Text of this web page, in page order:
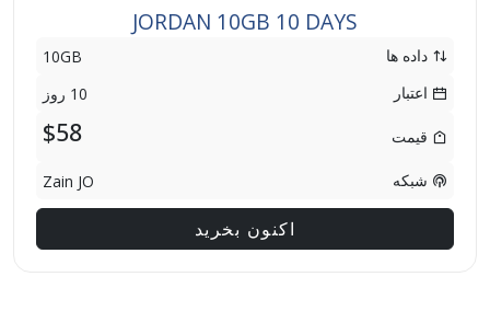
JORDAN 10GB 10 DAYS
داده ها
10GB
اعتبار
10 روز
قیمت $58
شبکه Zain JO
اکنون بخرید